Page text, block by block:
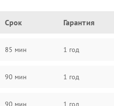
Срок Гарантия
85 мин 1 год
90 мин 1 год
90 мин 1 год